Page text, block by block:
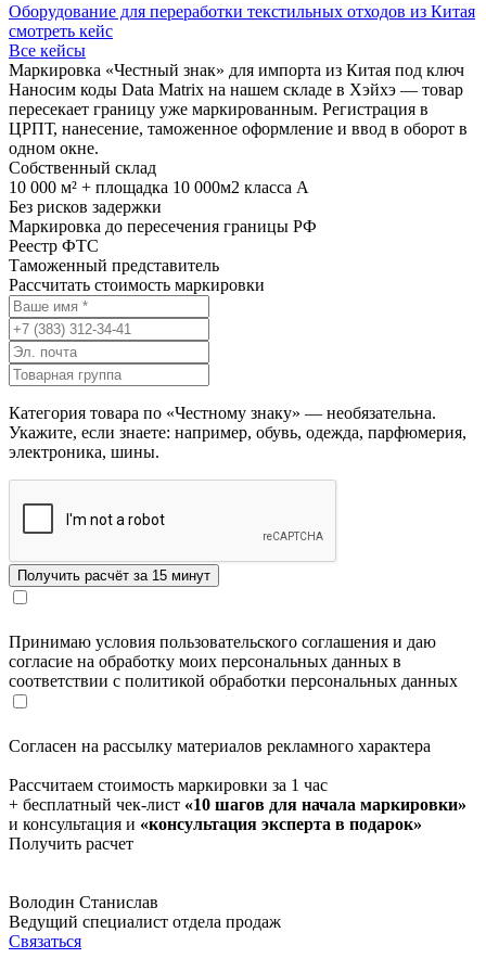
Оборудование для переработки текстильных отходов из Китая
смотреть кейс
Все кейсы
Маркировка «Честный знак» для импорта из Китая под ключ
Наносим коды Data Matrix на нашем складе в Хэйхэ — товар
пересекает границу уже маркированным. Регистрация в
ЦРПТ, нанесение, таможенное оформление и ввод в оборот в
одном окне.
Собственный склад
10 000 м² + площадка 10 000м2 класса А
Без рисков задержки
Маркировка до пересечения границы РФ
Реестр ФТС
Таможенный представитель
Рассчитать стоимость маркировки
Категория товара по «Честному знаку» — необязательна.
Укажите, если знаете: например, обувь, одежда, парфюмерия,
электроника, шины.
Принимаю условия пользовательского соглашения и даю
согласие на обработку моих персональных данных в
соответствии с политикой обработки персональных данных
Согласен на рассылку материалов рекламного характера
Рассчитаем стоимость маркировки за 1 час
+ бесплатный чек-лист «10 шагов для начала маркировки»
и консультация и «консультация эксперта в подарок»
Получить расчет
Володин Станислав
Ведущий специалист отдела продаж
Связаться